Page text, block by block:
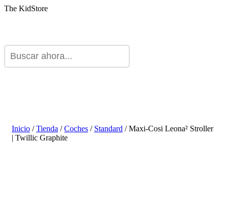
The KidStore
Inicio /Tienda /Coches / Standard / Maxi-Cosi Leona² Stroller
| Twillic Graphite